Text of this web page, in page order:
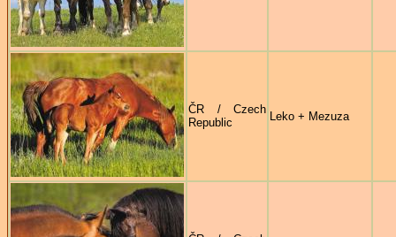
ČR / Czech
Republic
Leko + Mezuza